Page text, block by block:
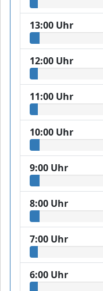
13:00 Uhr
12:00 Uhr
11:00 Uhr
10:00 Uhr
9:00 Uhr
8:00 Uhr
7:00 Uhr
6:00 Uhr